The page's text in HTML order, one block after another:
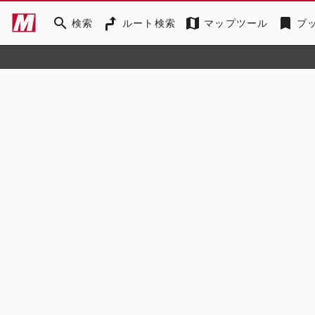
search 検索 ルート検索 map マップツール bookmark ブ